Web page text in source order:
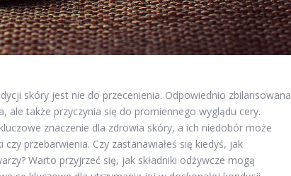
skóry jest nie do przecenienia. Odpowiednio zbilansowana
ale także przyczynia się do promiennego wyglądu cery.
znaczenie dla zdrowia skóry, a ich niedobór może
przebarwienia. Czy zastanawiałeś się kiedyś, jak
Warto przyjrzeć się, jak składniki odżywcze mogą